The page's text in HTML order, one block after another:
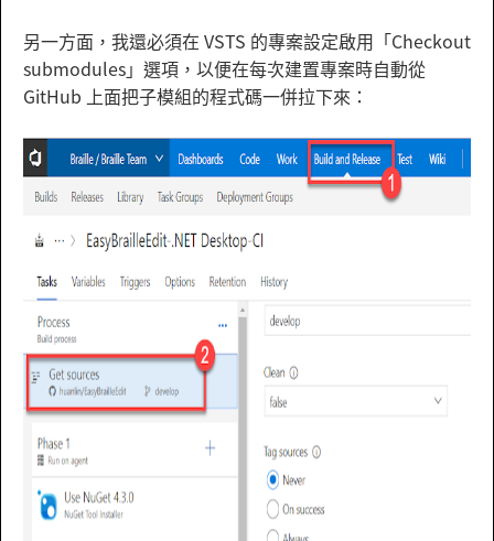
另一方面，我還必須在 VSTS 的專案設定啟用「Checkout
submodules」選項，以便在每次建置專案時自動從
GitHub 上面把子模組的程式碼一併拉下來：